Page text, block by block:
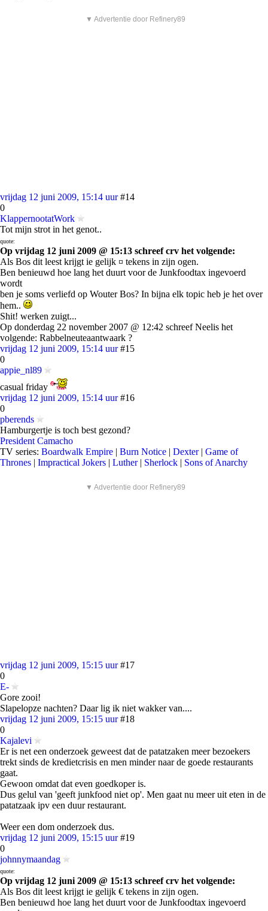
▼ Advertentie door Refinery89
vrijdag 12 juni 2009, 15:14 uur #14
0
KlappernootatWork
Tot mijn strot in het genot..
quote:
Op vrijdag 12 juni 2009 @ 15:13 schreef crv het volgende:
Als Bos dit leest krijgt ie gelijk ¤ tekens in zijn ogen.
Ben benieuwd hoe lang het duurt voor de Junkfoodtax ingevoerd
wordt
ben je soms verliefd op Wouter Bos? In bijna elk topic heb je het over
hem..
Shit! werken zuigt...
Op donderdag 22 november 2007 @ 12:42 schreef Neelis het
volgende: Rabbelneuteaantwaark ?
vrijdag 12 juni 2009, 15:14 uur #15
0
appie_nl89
casual friday
vrijdag 12 juni 2009, 15:14 uur #16
0
pberends
Hamburgertje is toch best gezond?
President Camacho
TV series: Boardwalk Empire | Burn Notice | Dexter| Game of
Thrones | Impractical Jokers | Luther| Sherlock | Sons of Anarchy
▼ Advertentie door Refinery89
vrijdag 12 juni 2009, 15:15 uur #17
0
E-
Gore zooi!
Slapelopze nachten? Daar lig ik niet wakker van....
vrijdag 12 juni 2009, 15:15 uur #18
0
Kajalevi
Er is net een onderzoek geweest dat de patatzaken meer bezoekers
trekt sinds de kredietcrisis en men minder naar de goede restaurants
gaat.
Gewoon omdat dat even goedkoper is.
Dus gelul van 'geeft junkfood niet op'. Men gaat nu meer uit eten in de
patatzaak ipv een duur restaurant.
Weer een dom onderzoek dus.
vrijdag 12 juni 2009, 15:15 uur #19
0
johnnymaandag
quote:
Op vrijdag 12 juni 2009 @ 15:13 schreef crv het volgende:
Als Bos dit leest krijgt ie gelijk € tekens in zijn ogen.
Ben benieuwd hoe lang het duurt voor de Junkfoodtax ingevoerd